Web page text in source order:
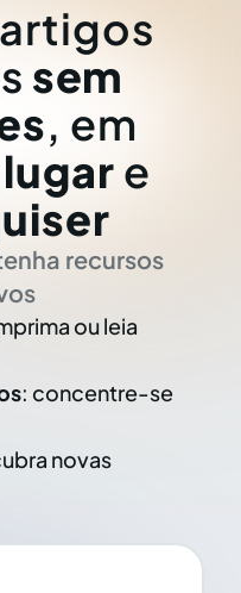
sem
, em
e
recursos
ou leia
: concentre-se
novas